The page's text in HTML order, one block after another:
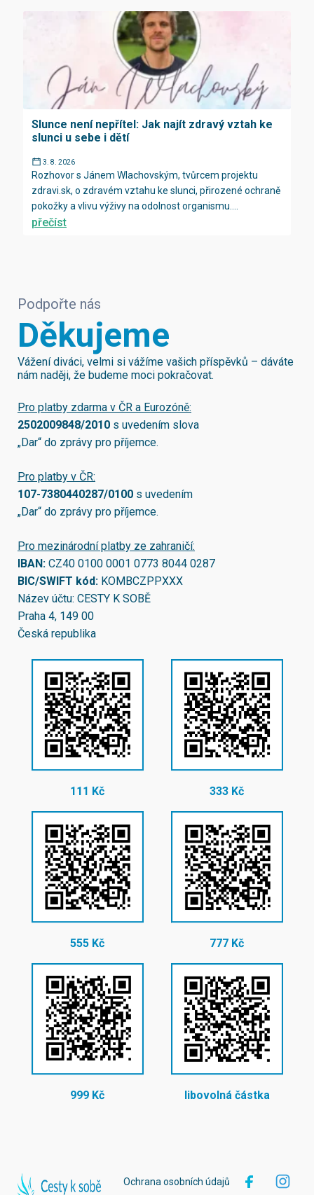
Slunce není nepřítel: Jak najít zdravý vztah ke
slunci u sebe i dětí
3. 8. 2026
Rozhovor s Jánem Wlachovským, tvůrcem projektu
zdravi.sk, o zdravém vztahu ke slunci, přirozené ochraně
pokožky a vlivu výživy na odolnost organismu....
přečíst
Podpořte nás
Děkujeme
Vážení diváci, velmi si vážíme vašich příspěvků – dáváte
nám naději, že budeme moci pokračovat.
Pro platby zdarma v ČR a Eurozóně:
2502009848/2010 s uvedením slova
„Dar“ do zprávy pro příjemce.
Pro platby v ČR:
107-7380440287/0100 s uvedením
„Dar“ do zprávy pro příjemce.
Pro mezinárodní platby ze zahraničí:
IBAN: CZ40 0100 0001 0773 8044 0287
BIC/SWIFT kód: KOMBCZPPXXX
Název účtu: CESTY K SOBĚ
Praha 4, 149 00
Česká republika
111 Kč 333 Kč
555 Kč 777 Kč
999 Kč libovolná částka
Ochrana osobních údajů